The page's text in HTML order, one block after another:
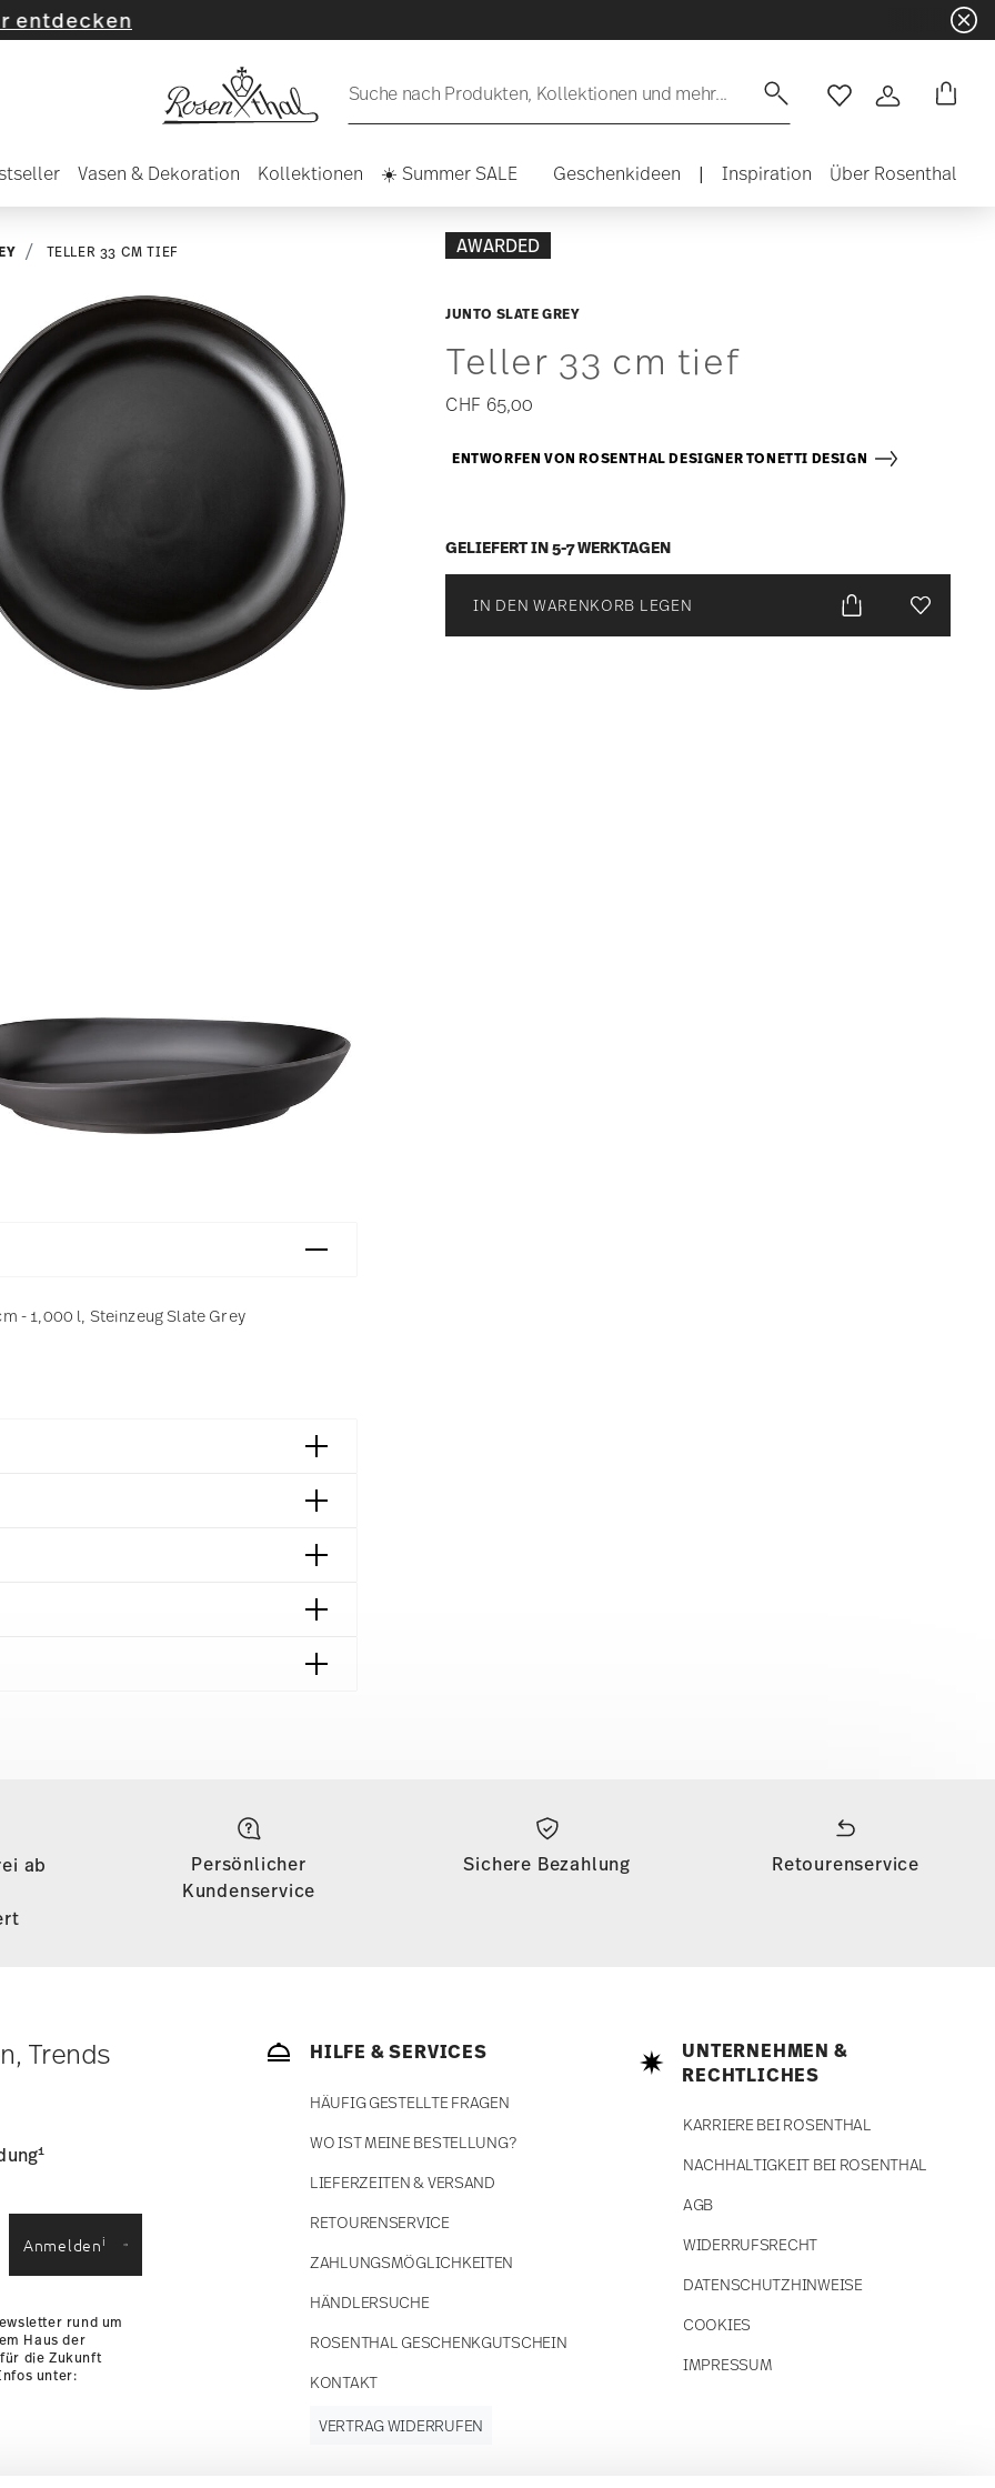
Suche nach Produkten, Kollektionen und mehr... WishlistAnmelden
Vasen & Dekoration Kollektionen ☀️ Summer SALE Geschenkideen | Inspiration Über Rosenthal
AWARDED
JUNTO SLATE GREY
Teller 33 cm tief
CHF 65,00
ENTWORFEN VON ROSENTHAL DESIGNER TONETTI DESIGN
GELIEFERT IN 5-7 WERKTAGEN
IN DEN WARENKORB LEGEN Add To
TELLER 33 CM TIEF
- 1,000 l, Steinzeug Slate Grey
| Wien | Austria
Lebensmittelkontakt sicher
von 69,90 € ist die Lieferung in alle
kostenlos. Für Lieferungen ins
die Lieferung erfolgt versandkostenfrei. Für
Warenkorbwert von 69,90 CHF
Artikel. Sie können die Lieferzeiten in
ab
Persönlicher
Kundenservice
Sichere Bezahlung Retourenservice
Trends
1
Anmeldeni
rund um
Haus der
die Zukunft
unter:
HILFE & SERVICES
HÄUFIG GESTELLTE FRAGEN
WO IST MEINE BESTELLUNG?
LIEFERZEITEN & VERSAND
RETOURENSERVICE
ZAHLUNGSMÖGLICHKEITEN
HÄNDLERSUCHE
ROSENTHAL GESCHENKGUTSCHEIN
KONTAKT
UNTERNEHMEN &
RECHTLICHES
KARRIERE BEI ROSENTHAL
NACHHALTIGKEIT BEI ROSENTHAL
AGB
WIDERRUFSRECHT
DATENSCHUTZHINWEISE
COOKIES
IMPRESSUM
VERTRAG WIDERRUFEN